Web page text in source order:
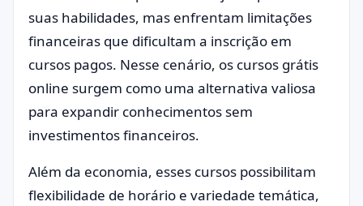
suas habilidades, mas enfrentam limitações
financeiras que dificultam a inscrição em
cursos pagos. Nesse cenário, os cursos grátis
online surgem como uma alternativa valiosa
para expandir conhecimentos sem
investimentos financeiros.
Além da economia, esses cursos possibilitam
flexibilidade de horário e variedade temática,